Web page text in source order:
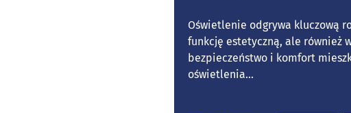
Oświetlenie odgrywa kluczową
funkcję estetyczną, ale również
bezpieczeństwo i komfort
oświetlenia...